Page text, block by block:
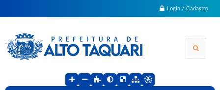
Login / Cadastro